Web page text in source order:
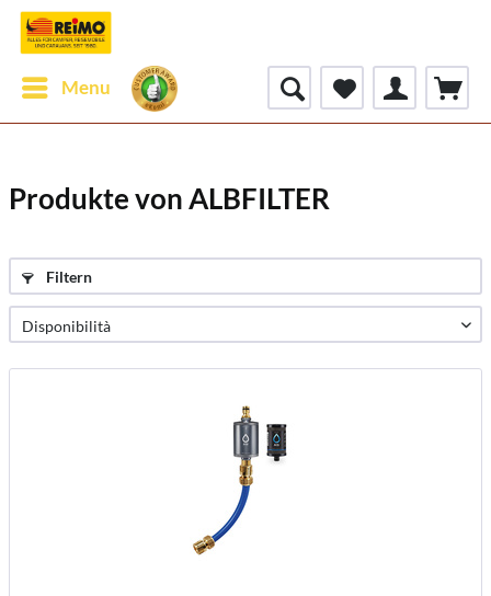
Menu
Produkte von ALBFILTER
Filtern